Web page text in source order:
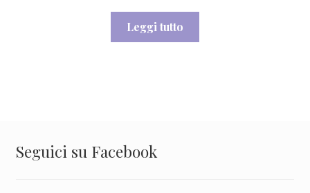
prezzo
originale
Leggi tutto
Seguici su Facebook